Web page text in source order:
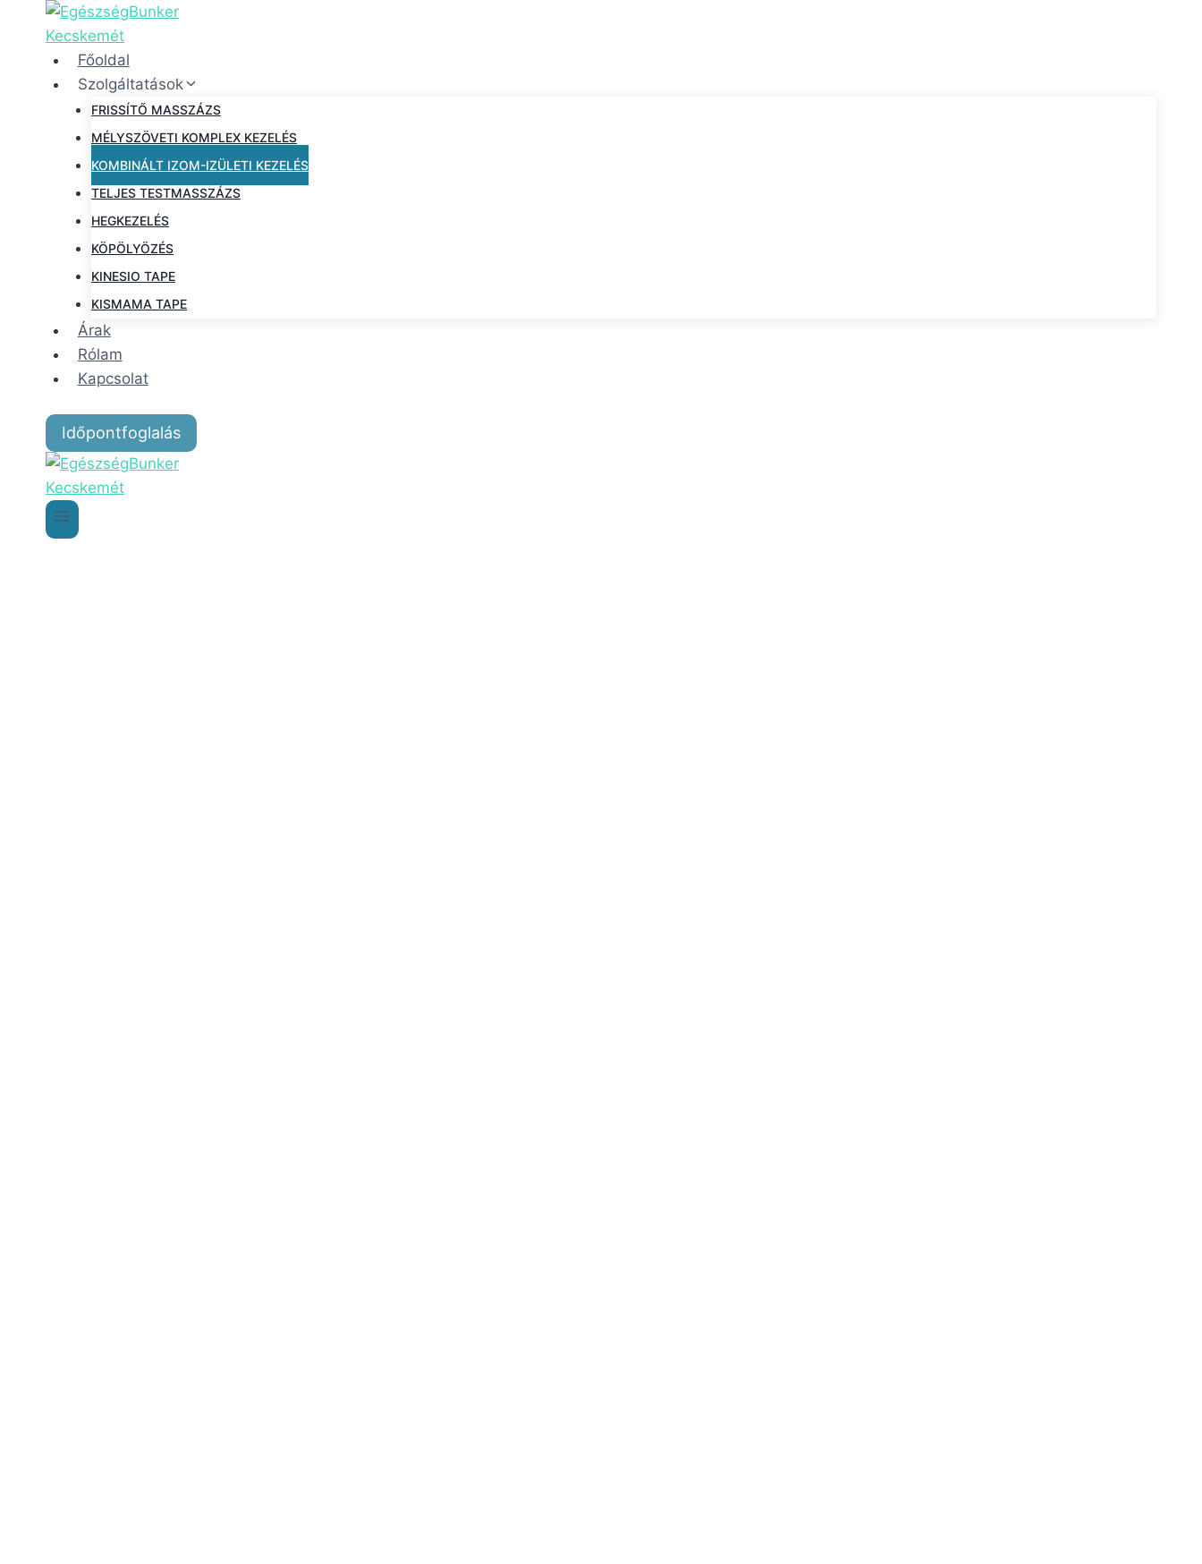
Főoldal
Szolgáltatások
FRISSÍTŐ MASSZÁZS
MÉLYSZÖVETI KOMPLEX KEZELÉS
KOMBINÁLT IZOM-IZÜLETI KEZELÉS
TELJES TESTMASSZÁZS
HEGKEZELÉS
KÖPÖLYÖZÉS
KINESIO TAPE
KISMAMA TAPE
Árak
Rólam
Kapcsolat
Időpontfoglalás